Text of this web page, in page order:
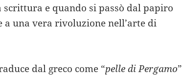
e quando si passò dal papiro
a una vera rivoluzione nell’arte di
dal greco come “pelle di Pergamo”